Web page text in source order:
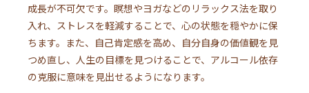
成長が不可欠です。瞑想やヨガなどのリラックス法を取り
入れ、ストレスを軽減することで、心の状態を穏やかに保
ちます。また、自己肯定感を高め、自分自身の価値観を見
つめ直し、人生の目標を見つけることで、アルコール依存
の克服に意味を見出せるようになります。